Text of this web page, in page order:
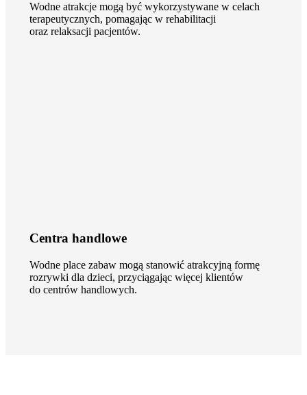
Wodne atrakcje mogą być wykorzystywane w celach
terapeutycznych, pomagając w rehabilitacji
oraz relaksacji pacjentów.
Centra handlowe
Wodne place zabaw mogą stanowić atrakcyjną formę
rozrywki dla dzieci, przyciągając więcej klientów
do centrów handlowych.